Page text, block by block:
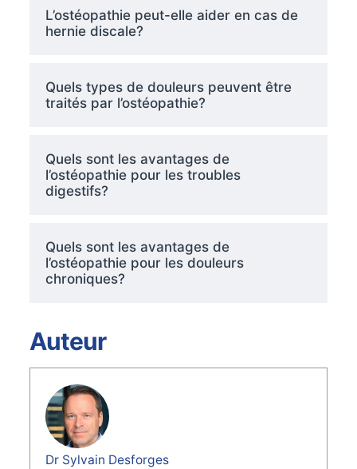
L’ostéopathie peut-elle aider en cas de
hernie discale?
Quels types de douleurs peuvent être
traités par l’ostéopathie?
Quels sont les avantages de
l’ostéopathie pour les troubles
digestifs?
Quels sont les avantages de
l’ostéopathie pour les douleurs
chroniques?
Auteur
Dr Sylvain Desforges